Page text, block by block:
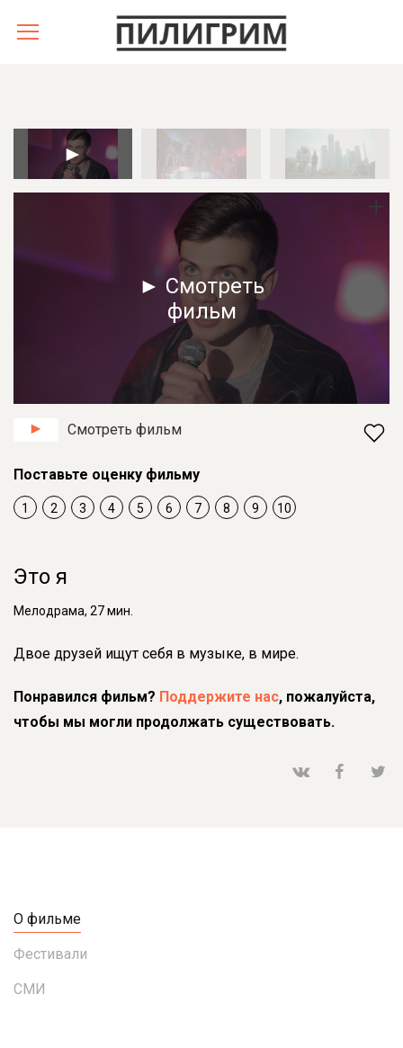
► Смотреть
фильм
Смотреть фильм
Поставьте оценку фильму
1 2 3 4 5 6 7 8 9 10
Это я
Мелодрама, 27 мин.
Двое друзей ищут себя в музыке, в мире.
Понравился фильм? Поддержите нас, пожалуйста,
чтобы мы могли продолжать существовать.
О фильме
Фестивали
СМИ